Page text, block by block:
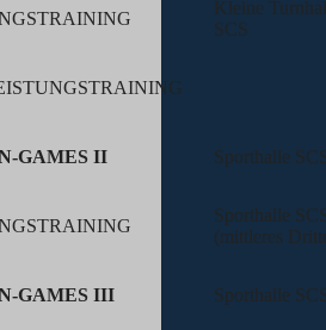
Kleine
SCS
GAMES II Sporthalle
Sporthalle
(mittleres
GAMES III Sporthalle